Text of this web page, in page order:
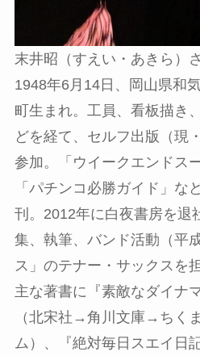
末井昭（すえい・あきら）
1948年6月14日、岡山県和
町生まれ。工員、看板描き
どを経て、セルフ出版（現
参加。「ウイークエンドス
「パチンコ必勝ガイド」な
刊。2012年に白夜書房を退
集、執筆、バンド活動（平
ス」のテナー・サックスを
主な著書に『素敵なダイナ
（北宋社→角川文庫→ちく
ム）、『絶対毎日スエイ日